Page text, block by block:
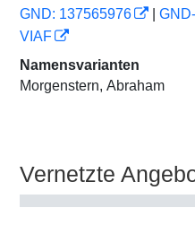
GND: 137565976
VIAF
Namensvarianten
Morgenstern, Abraham
Vernetzte